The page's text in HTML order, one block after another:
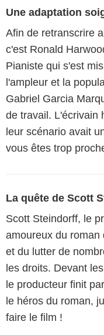
Une adaptation
Afin de retranscrire
c'est Ronald
Pianiste qui s'est
l'ampleur et la
Gabriel Garcia
de travail. L'écrivain
leur scénario avait
vous êtes trop
La quête de Scott
Scott Steindorff, le
amoureux du roman
et du lutter de
les droits. Devant
le producteur finit
le héros du roman,
faire le film !